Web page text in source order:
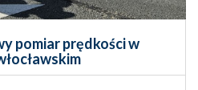
pomiar prędkości w